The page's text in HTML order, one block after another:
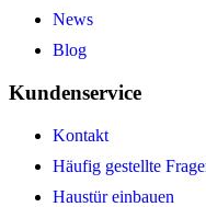
News
Blog
Kundenservice
Kontakt
Häufig gestellte
Haustür einbauen